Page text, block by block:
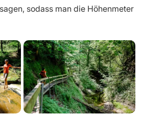
sodass man die Höhenmeter